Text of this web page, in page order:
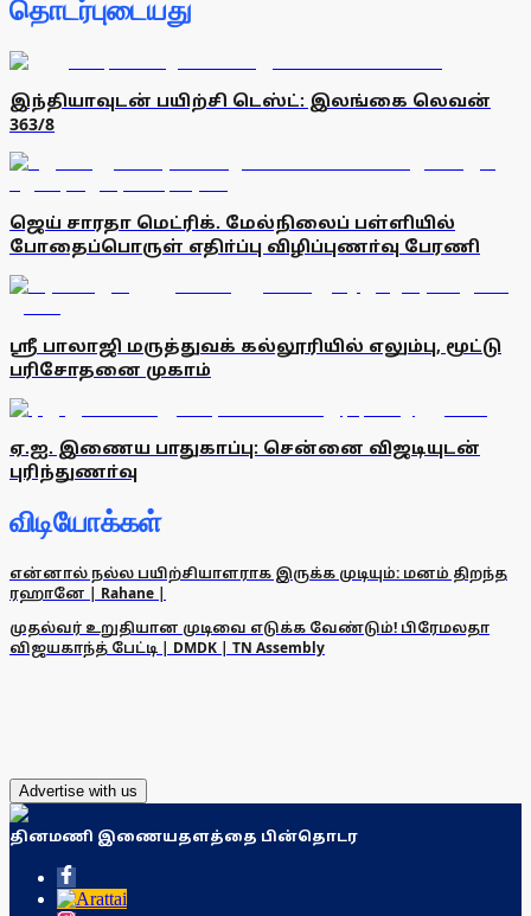
தொடர்புடையது
இந்தியாவுடன் பயிற்சி டெஸ்ட்: இலங்கை லெவன்
363/8
ஜெய் சாரதா மெட்ரிக். மேல்நிலைப் பள்ளியில்
போதைப்பொருள் எதிா்ப்பு விழிப்புணா்வு பேரணி
ஸ்ரீ பாலாஜி மருத்துவக் கல்லூரியில் எலும்பு, மூட்டு
பரிசோதனை முகாம்
ஏ.ஐ. இணைய பாதுகாப்பு: சென்னை விஜடியுடன்
புரிந்துணா்வு
விடியோக்கள்
என்னால் நல்ல பயிற்சியாளராக இருக்க முடியும்: மனம் திறந்த
ரஹானே | Rahane |
முதல்வர் உறுதியான முடிவை எடுக்க வேண்டும்! பிரேமலதா
விஜயகாந்த் பேட்டி | DMDK | TN Assembly
Advertise with us
தினமணி இணையதளத்தை பின்தொடர